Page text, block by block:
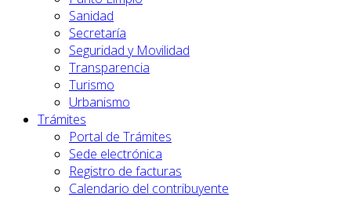
Sanidad
Secretaría
Seguridad y Movilidad
Transparencia
Turismo
Urbanismo
Trámites
Portal de Trámites
Sede electrónica
Registro de facturas
Calendario del contribuyente